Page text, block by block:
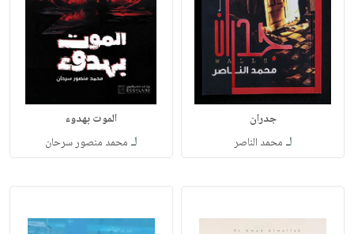
جدران
لـ محمد الناصر
الموت بهدوء
لـ محمد منصور سرحان